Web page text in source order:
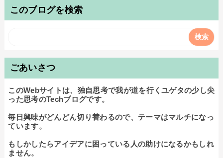
このブログを検索
ごあいさつ
このWebサイトは、独自思考で我が道を行くユゲタの少し尖
った思考のTechブログです。
毎日興味がどんどん切り替わるので、テーマはマルチになっ
ています。
もしかしたらアイデアに困っている人の助けになるかもしれ
ません。